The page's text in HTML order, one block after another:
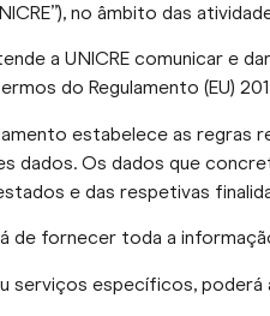
no âmbito das
a UNICRE comunicar e
do Regulamento (EU)
estabelece as regras
dados. Os dados que
e das respetivas
de fornecer toda a
serviços específicos, poderá